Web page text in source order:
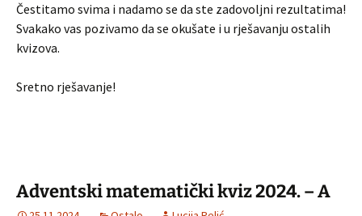
Čestitamo svima i nadamo se da ste zadovoljni rezultatima!
Svakako vas pozivamo da se okušate i u rješavanju ostalih
kvizova.
Sretno rješavanje!
Adventski matematički kviz 2024. – A